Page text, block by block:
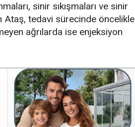
sinir sıkışmaları ve sinir
Ataş, tedavi sürecinde öncelikle
ağrılarda ise enjeksiyon